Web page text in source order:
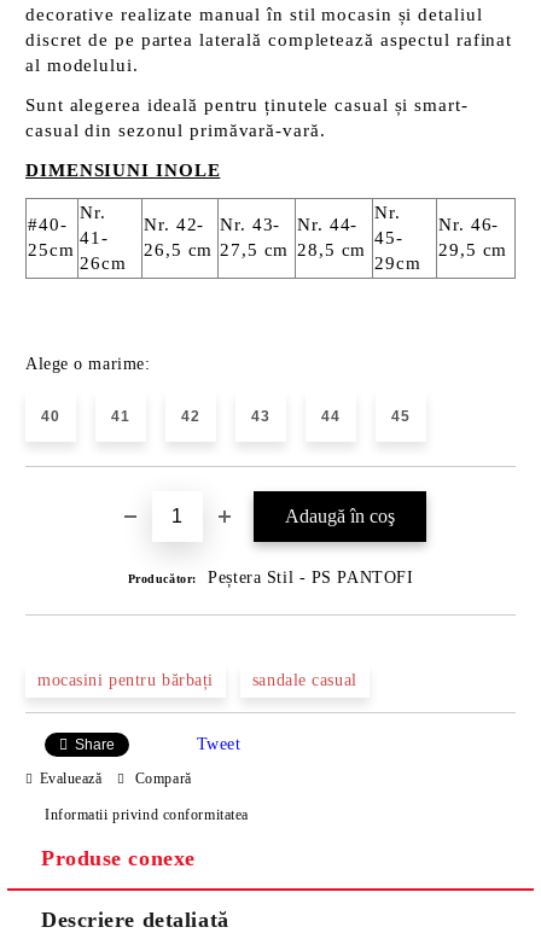
decorative realizate manual în stil mocasin și detaliul
discret de pe partea laterală completează aspectul rafinat
al modelului.
Sunt alegerea ideală pentru ținutele casual și smart-
casual din sezonul primăvară-vară.
DIMENSIUNI INOLE
#40-
25cm
Nr.
41-
26cm
Nr. 42-
26,5 cm
Nr. 43-
27,5 cm
Nr. 44-
28,5 cm
Nr.
45-
29cm
Nr. 46-
29,5 cm
Alege o marime:
40 41 42 43 44 45
Producător: Peștera Stil - PS PANTOFI
mocasini pentru bărbați sandale casual
Share Tweet
Evaluează Compară
Informatii privind conformitatea
Produse conexe
Descriere detaliată